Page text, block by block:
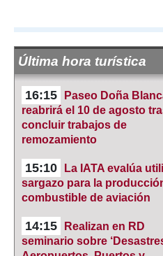
Última hora turística
16:15
Paseo Doña
reabrirá el 10 de agosto
concluir trabajos de
remozamiento
15:10
La IATA evalúa
sargazo para la
combustible de aviación
14:15
Realizan en RD
seminario sobre